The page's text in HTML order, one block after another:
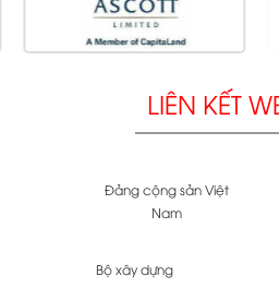
LIÊN KẾT
Đảng cộng sản Việt
Nam
Bộ xây dựng